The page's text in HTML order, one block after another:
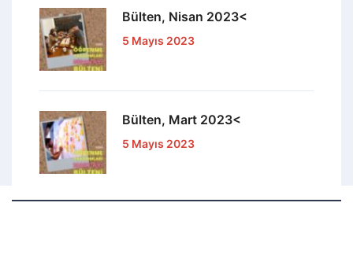
Bülten, Nisan 2023<
5 Mayıs 2023
Bülten, Mart 2023<
5 Mayıs 2023